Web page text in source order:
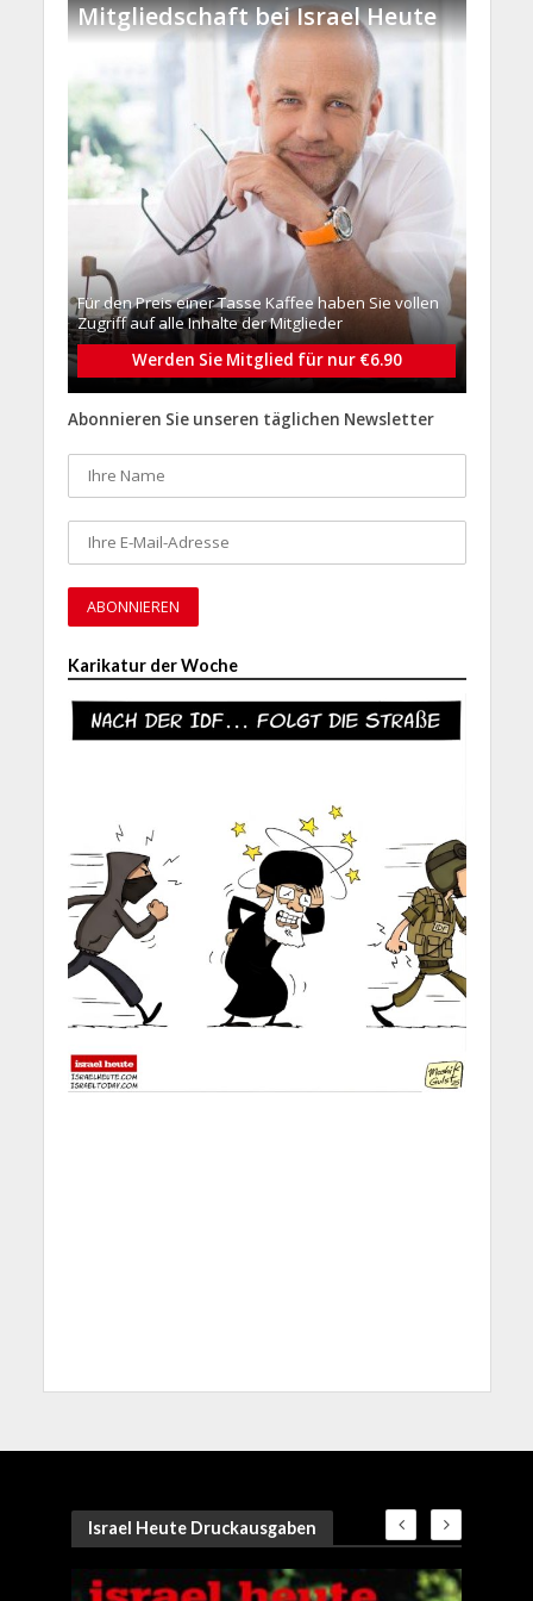
Mitgliedschaft bei Israel Heute
Für den Preis einer Tasse Kaffee haben Sie vollen
Zugriff auf alle Inhalte der Mitglieder
Werden Sie Mitglied für nur €6.90
Abonnieren Sie unseren täglichen Newsletter
Karikatur der Woche
Israel Heute Druckausgaben